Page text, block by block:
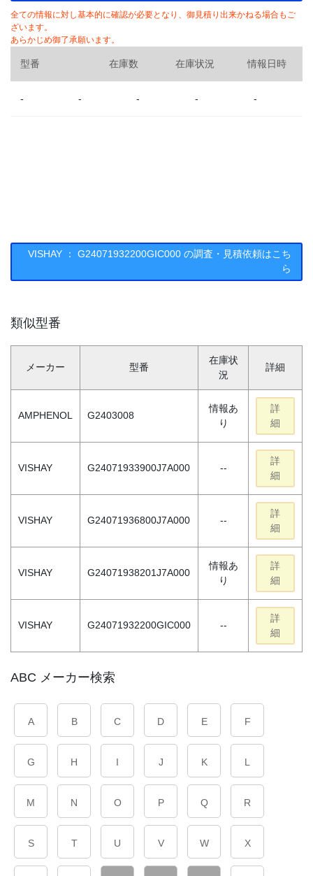
全ての情報に対し基本的に確認が必要となり、御見積り出来かねる場合もご
ざいます。
あらかじめ御了承願います。
型番 在庫数 在庫状況 情報日時
- - - - -
VISHAY ： G24071932200GIC000 の調査・見積依頼はこち
ら
類似型番
メーカー 型番
在庫状
況
詳細
AMPHENOL G2403008
情報あ
り
詳
細
VISHAY G24071933900J7A000 --
詳
細
VISHAY G24071936800J7A000 --
詳
細
VISHAY G24071938201J7A000
情報あ
り
詳
細
VISHAY G24071932200GIC000 --
詳
細
ABC メーカー検索
A B C D E F
G H I J K L
M N O P Q R
S T U V W X